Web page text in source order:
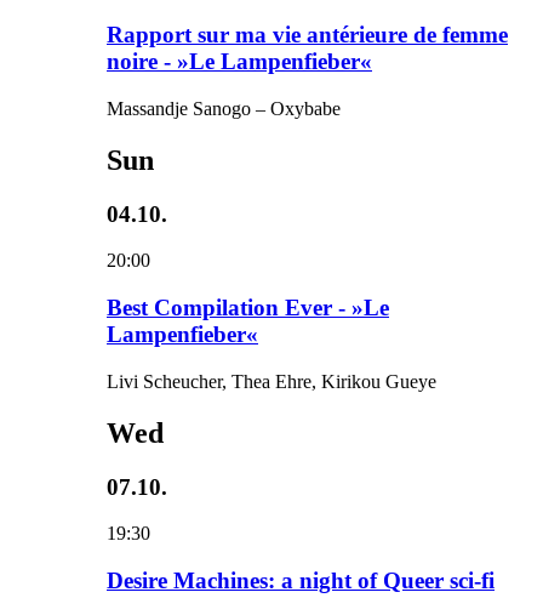
Rapport sur ma vie antérieure de femme
noire - »Le Lampenfieber«
Massandje Sanogo – Oxybabe
Sun
04.10.
20:00
Best Compilation Ever - »Le
Lampenfieber«
Livi Scheucher, Thea Ehre, Kirikou Gueye
Wed
07.10.
19:30
Desire Machines: a night of Queer sci-fi